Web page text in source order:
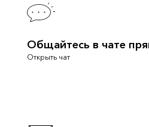
Общайтесь в чате
Открыть чат